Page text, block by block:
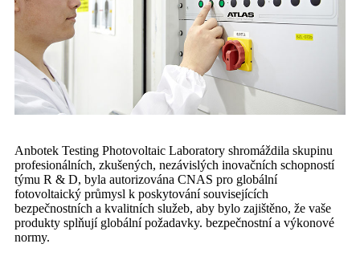
Anbotek Testing Photovoltaic Laboratory shromáždila skupinu
profesionálních, zkušených, nezávislých inovačních schopností
týmu R & D, byla autorizována CNAS pro globální
fotovoltaický průmysl k poskytování souvisejících
bezpečnostních a kvalitních služeb, aby bylo zajištěno, že vaše
produkty splňují globální požadavky. bezpečnostní a výkonové
normy.